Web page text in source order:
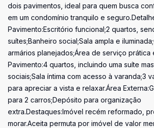
dois pavimentos, ideal para quem busca
em um condomínio tranquilo e
Pavimento:Escritório funcional;2 quartos,
suítes;Banheiro social;Sala ampla e
armários planejados;Área de serviço prática
Pavimento:4 quartos, incluindo uma suíte
sociais;Sala íntima com acesso à varanda;3
para apreciar a vista e relaxar.Área
para 2 carros;Depósito para organização
extra.Destaques:Imóvel recém reformado,
morar.Aceita permuta por imóvel de valor